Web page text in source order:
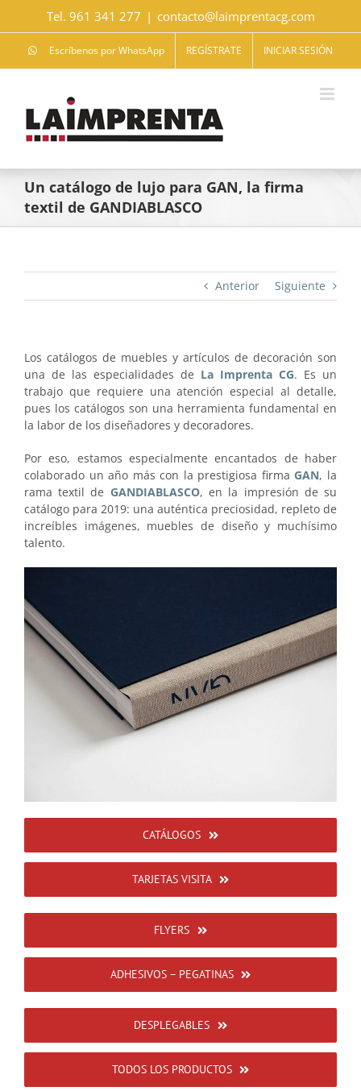
Tel. 961 341 277 | contacto@laimprentacg.com
Escríbenos por WhatsApp REGÍSTRATE INICIAR SESIÓN
Un catálogo de lujo para GAN, la firma
textil de GANDIABLASCO
Anterior Siguiente
Los catálogos de muebles y artículos de decoración son
una de las especialidades de La Imprenta CG. Es un
trabajo que requiere una atención especial al detalle,
pues los catálogos son una herramienta fundamental en
la labor de los diseñadores y decoradores.
Por eso, estamos especialmente encantados de haber
colaborado un año más con la prestigiosa firma GAN, la
rama textil de GANDIABLASCO, en la impresión de su
catálogo para 2019: una auténtica preciosidad, repleto de
increíbles imágenes, muebles de diseño y muchísimo
talento.
CATÁLOGOS
TARJETAS VISITA
FLYERS
ADHESIVOS – PEGATINAS
DESPLEGABLES
TODOS LOS PRODUCTOS